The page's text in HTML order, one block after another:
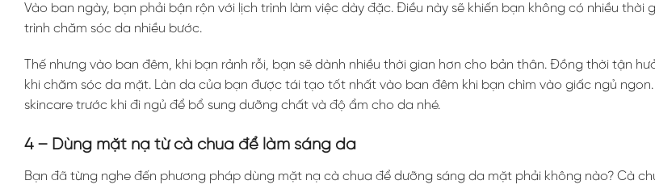
Vào ban ngày, bạn phải bận rộn với lịch trình làm việc dày đặc. Điều này sẽ khiến bạn không có nhiều thời
trình chăm sóc da nhiều bước.
Thế nhưng vào ban đêm, khi bạn rảnh rỗi, bạn sẽ dành nhiều thời gian hơn cho bản thân. Đồng thời tận
khi chăm sóc da mặt. Làn da của bạn được tái tạo tốt nhất vào ban đêm khi bạn chìm vào giấc ngủ
skincare trước khi đi ngủ để bổ sung dưỡng chất và độ ẩm cho da nhé.
4 – Dùng mặt nạ từ cà chua để làm sáng da
Bạn đã từng nghe đến phương pháp dùng mặt nạ cà chua để dưỡng sáng da mặt phải không nào? Cà